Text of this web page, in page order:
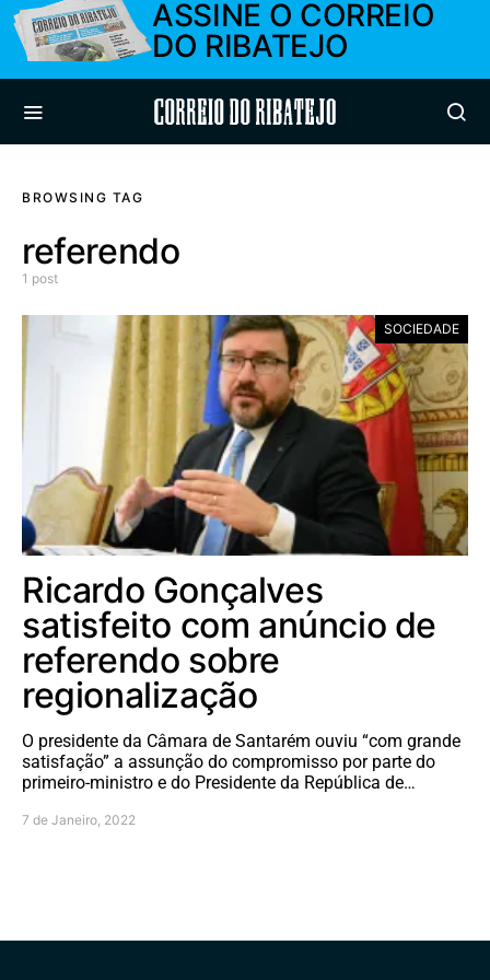
ASSINE O CORREIO
DO RIBATEJO
Correio do Ribatejo
BROWSING TAG
referendo
1 post
SOCIEDADE
Ricardo Gonçalves
satisfeito com anúncio de
referendo sobre
regionalização
O presidente da Câmara de Santarém ouviu “com grande
satisfação” a assunção do compromisso por parte do
primeiro-ministro e do Presidente da República de…
7 de Janeiro, 2022